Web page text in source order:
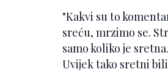
"Kakvi su to
sreću, mrzimo se.
samo koliko je
Uvijek tako sretni